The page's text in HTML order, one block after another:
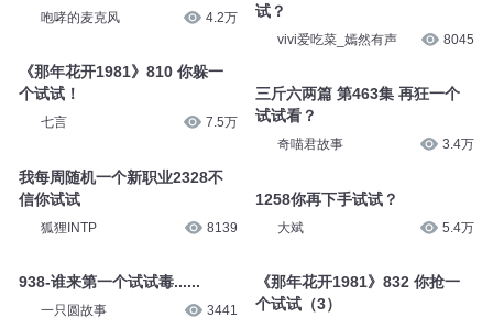
咆哮的麦克风 4.2万
《那年花开1981》810 你躲一
个试试！
七言 7.5万
我每周随机一个新职业2328不
信你试试
狐狸INTP 8139
938-谁来第一个试试毒......
一只圆故事 3441
试？
vivi爱吃菜_嫣然有声 8045
三斤六两篇 第463集 再狂一个
试试看？
奇喵君故事 3.4万
1258你再下手试试？
大斌 5.4万
《那年花开1981》832 你抢一
个试试（3）